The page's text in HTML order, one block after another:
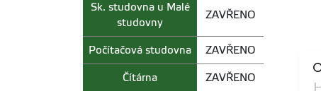
Sk. studovna u Malé
studovny
ZAVŘENO
Počítačová studovna ZAVŘENO
Čítárna ZAVŘENO